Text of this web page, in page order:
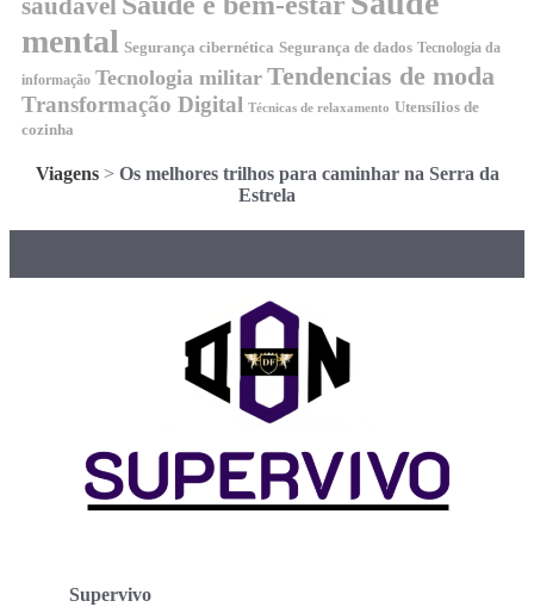
saudável
mental Segurança cibernética Segurança de dados Tecnologia da
informação Tecnologia militar Tendencias de moda
Transformação Digital Técnicas de relaxamento Utensílios de
cozinha
Viagens> Os melhores trilhos para caminhar na Serra da
Estrela
Supervivo